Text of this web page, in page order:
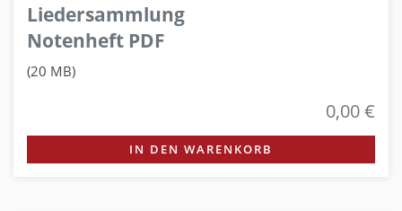
Liedersammlung
Notenheft PDF
(20 MB)
0,00 €
IN DEN WARENKORB